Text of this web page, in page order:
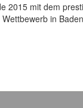
2015 mit dem
in